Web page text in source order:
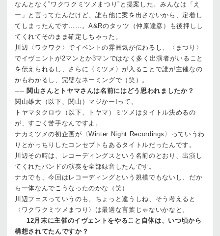
なんとなく”ワクワクミツメまつり”と提案した。みんなは「え
ー」と言ってたんだけど、誰も他に案を出さないから、定着し
てしまったんです……。A&Rのタッツ（仲原達彦）も後押しし
てくれてそのまま確定しちゃった。
川辺 〈ワクワク〉でイベントの雰囲気が伝わるし、〈まつり〉
でイヴェントが2マンとか3マンではなく多く出演者がいること
を伝えられるし、さらに〈ミツメ〉が入ることで誰が主催なの
かもわかるし、完璧なネーミングで（笑）。
── 関山さんとトヤマさんは名前にはどう思われましたか？
関山雄太（以下、関山） マジかー!って。
トヤマタクロウ（以下、トヤマ）
ミツメはタイトル決めるの
が、すごく苦手なんですよ。
ナカ ミツメの初企画が〈Winter Night Recordings〉っていうわ
りとかっちりしたコンセプトもあるタイトルだったんです。
川辺その時は、レコーディングスという名前のとおり、出演し
てくれたバンドの演奏を全部録音したんです。
ナカでも、今回はレコーディングという規模でもないし、だか
ら一体なんでこうなったのかな（笑）
川辺フェスっていうのも、ちょっと違うしね、そう考えると
〈ワクワクミツメまつり〉は最適な言葉じゃないかなと。
── 12月末に主催のイヴェントをやること自体は、いつ頃から
構想されてたんですか？